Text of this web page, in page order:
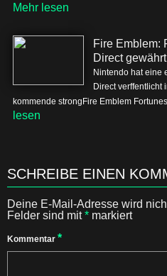
Mehr lesen
Fire Emblem:
Direct
Nintendo hat eine
Direct verffentlicht
kommende strongFire Emblem
lesen
SCHREIBE EINEN
Deine E-Mail-Adresse wird
Felder sind mit* markiert
Kommentar *